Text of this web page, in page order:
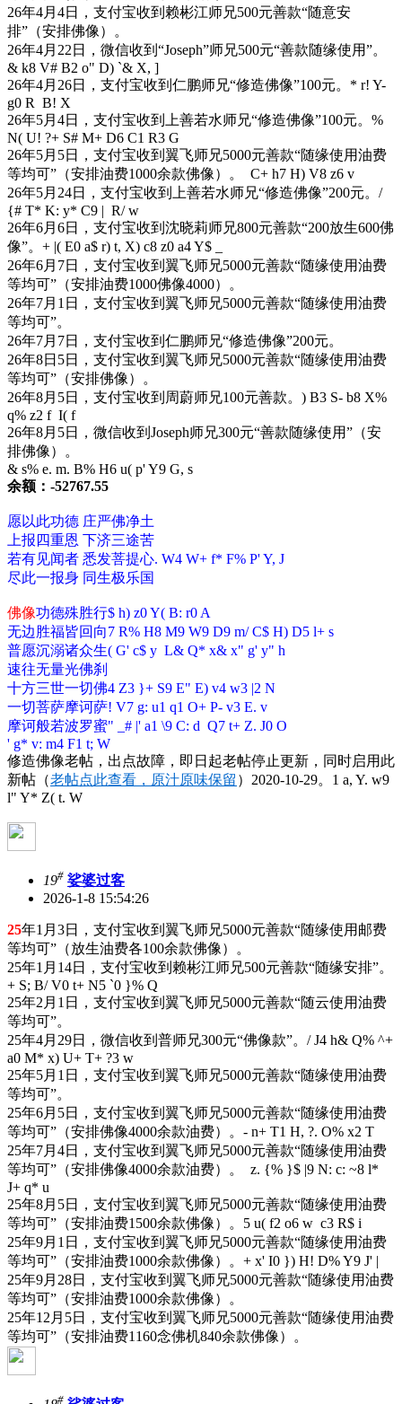
26年4月4日，支付宝收到赖彬江师兄500元善款“随意安
排”（安排佛像）。
26年4月22日，微信收到“Joseph”师兄500元“善款随缘使用”。
& k8 V# B2 o" D) `& X, ]
26年4月26日，支付宝收到仁鹏师兄“修造佛像”100元。 * r! Y-
g0 R B! X
26年5月4日，支付宝收到上善若水师兄“修造佛像”100元。 %
N( U! ?+ S# M+ D6 C1 R3 G
26年5月5日，支付宝收到翼飞师兄5000元善款“随缘使用油费
等均可”（安排油费1000余款佛像）。
C+ h7 H) V8 z6 v
26年5月24日，支付宝收到上善若水师兄“修造佛像”200元。 /
{# T* K: y* C9 | R/ w
26年6月6日，支付宝收到沈晓莉师兄800元善款“200放生600佛
像”。 + |( E0 a$ r) t, X) c8 z0 a4 Y$ _
26年6月7日，支付宝收到翼飞师兄5000元善款“随缘使用油费
等均可”（安排油费1000佛像4000）。
26年7月1日，支付宝收到翼飞师兄5000元善款“随缘使用油费
等均可”。
26年7月7日，支付宝收到仁鹏师兄“修造佛像”200元。
26年8日5日，支付宝收到翼飞师兄5000元善款“随缘使用油费
等均可”（安排佛像）。
26年8月5日，支付宝收到周蔚师兄100元善款。 ) B3 S- b8 X%
q% z2 f I( f
26年8月5日，微信收到Joseph师兄300元“善款随缘使用”（安
排佛像）。
& s% e. m. B% H6 u( p' Y9 G, s
余额：-52767.55
愿以此功德 庄严佛净土
上报四重恩 下济三途苦
若有见闻者 悉发菩提心. W4 W+ f* F% P' Y, J
尽此一报身 同生极乐国
佛像功德殊胜行$ h) z0 Y( B: r0 A
无边胜福皆回向7 R% H8 M9 W9 D9 m/ C$ H) D5 l+ s
普愿沉溺诸众生( G' c$ y L& Q* x& x" g' y" h
速往无量光佛刹
十方三世一切佛4 Z3 }+ S9 E" E) v4 w3 |2 N
一切菩萨摩诃萨! V7 g: u1 q1 O+ P- v3 E. v
摩诃般若波罗蜜" _# |' a1 \9 C: d Q7 t+ Z. J0 O
' g* v: m4 F1 t; W
修造佛像老帖，出点故障，即日起老帖停止更新，同时启用此
新帖（老帖点此查看，原汁原味保留 ）2020-10-29。 1 a, Y. w9
l" Y* Z( t. W
19# 娑婆过客
2026-1-8 15:54:26
25年1月3日，支付宝收到翼飞师兄5000元善款“随缘使用邮费
等均可”（放生油费各100余款佛像）。
25年1月14日，支付宝收到赖彬江师兄500元善款“随缘安排”。
+ S; B/ V0 t+ N5 `0 }% Q
25年2月1日，支付宝收到翼飞师兄5000元善款“随云使用油费
等均可”。
25年4月29日，微信收到普师兄300元“佛像款”。 / J4 h& Q% ^+
a0 M* x) U+ T+ ?3 w
25年5月1日，支付宝收到翼飞师兄5000元善款“随缘使用油费
等均可”。
25年6月5日，支付宝收到翼飞师兄5000元善款“随缘使用油费
等均可”（安排佛像4000余款油费）。 - n+ T1 H, ?. O% x2 T
25年7月4日，支付宝收到翼飞师兄5000元善款“随缘使用油费
等均可”（安排佛像4000余款油费）。
z. {% }$ |9 N: c: ~8 l*
J+ q* u
25年8月5日，支付宝收到翼飞师兄5000元善款“随缘使用油费
等均可”（安排油费1500余款佛像）。 5 u( f2 o6 w c3 R$ i
25年9月1日，支付宝收到翼飞师兄5000元善款“随缘使用油费
等均可”（安排油费1000余款佛像）。 + x' I0 }) H! D% Y9 J' |
25年9月28日，支付宝收到翼飞师兄5000元善款“随缘使用油费
等均可”（安排油费1000余款佛像）。
25年12月5日，支付宝收到翼飞师兄5000元善款“随缘使用油费
等均可”（安排油费1160念佛机840余款佛像）。
#